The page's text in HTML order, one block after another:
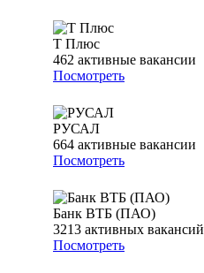
Т Плюс
462 активные вакансии
Посмотреть
РУСАЛ
664 активные вакансии
Посмотреть
Банк ВТБ (ПАО)
3213 активных вакансий
Посмотреть